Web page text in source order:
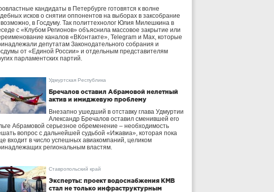
кандидаты в Петербурге готовятся к волне
исков о снятии оппонентов на выборах в заксобрание
в Госдуму. Так политтехнолог Юлия Милешкина в
с «Клубом Регионов» объяснила массовое закрытие или
каналов «ВКонтакте», Telegram и Max, которые
депутатам Законодательного собрания и
от «Единой России» и отдельным представителям
парламентских партий.
Удмуртская Республика
Бречалов оставил Абрамовой нелетный
актив и имиджевую проблему
Внезапно ушедший в отставку глава Удмуртии
Александр Бречалов оставил сменившей его
Абрамовой серьезное обременение – необходимость
вопрос с дальнейшей судьбой «Ижавиа», которая пока
входит в число успешных авиакомпаний, целиком
региональным властям.
Ставропольский край
Эксперты: проект водоснабжения КМВ
стал не только инфраструктурным